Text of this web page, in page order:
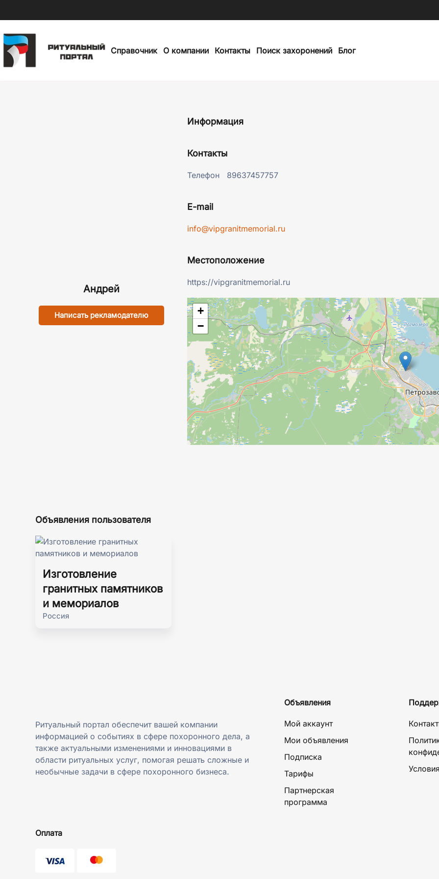
to
main
Справочник О компании Контакты Поиск захоронений Блог
Андрей
Написать рекламодателю
Информация
Контакты
Телефон 89637457757
E-mail
info@vipgranitmemorial.ru
Местоположение
https://vipgranitmemorial.ru
+
−
Объявления пользователя
Изготовление
гранитных памятников
и мемориалов
Россия
Ритуальный портал обеспечит вашей компании
информацией о событиях в сфере похоронного дела, а
также актуальными изменениями и инновациями в
области ритуальных услуг, помогая решать сложные и
необычные задачи в сфере похоронного бизнеса.
Объявления
Мой аккаунт
Мои объявления
Подписка
Тарифы
Партнерская
программа
Оплата